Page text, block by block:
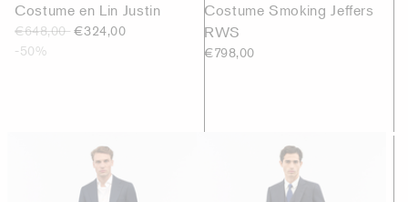
Costume en Lin Justin
€648,00 €324,00
-50%
Costume Smoking Jeffers
RWS
€798,00